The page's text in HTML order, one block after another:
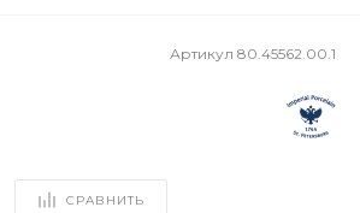
Артикул 80.45562.00.1
СРАВНИТЬ